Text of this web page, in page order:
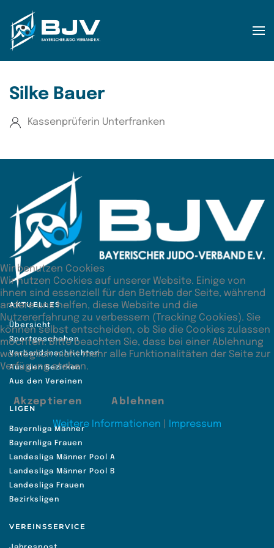
Zum Hauptinhalt springen
Silke Bauer
Kassenprüferin Unterfranken
AKTUELLES
Übersicht
Sportgeschehen
Verbandsnachrichten
Aus den Bezirken
Aus den Vereinen
LIGEN
Bayernliga Männer
Bayernliga Frauen
Landesliga Männer Pool A
Landesliga Männer Pool B
Landesliga Frauen
Bezirksligen
VEREINSSERVICE
Wir benutzen Cookies
Wir nutzen Cookies auf unserer Website. Einige von
ihnen sind essenziell für den Betrieb der Seite, während
andere uns helfen, diese Website und die
Nutzererfahrung zu verbessern (Tracking Cookies). Sie
können selbst entscheiden, ob Sie die Cookies zulassen
möchten. Bitte beachten Sie, dass bei einer Ablehnung
womöglich nicht mehr alle Funktionalitäten der Seite zur
Verfügung stehen.
Akzeptieren Ablehnen
Weitere Informationen Impressum